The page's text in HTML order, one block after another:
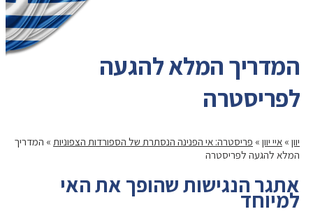
המדריך המלא להגעה
לפריסטרה
יוון » איי יוון » פריסטרה: אי הפנינה הנסתרת של הספורדות הצפוניות » המדריך
המלא להגעה לפריסטרה
אתגר הנגישות שהופך את האי
למיוחד